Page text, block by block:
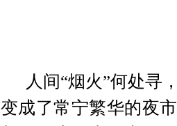
人间“烟火”何处寻
变成了常宁繁华的夜